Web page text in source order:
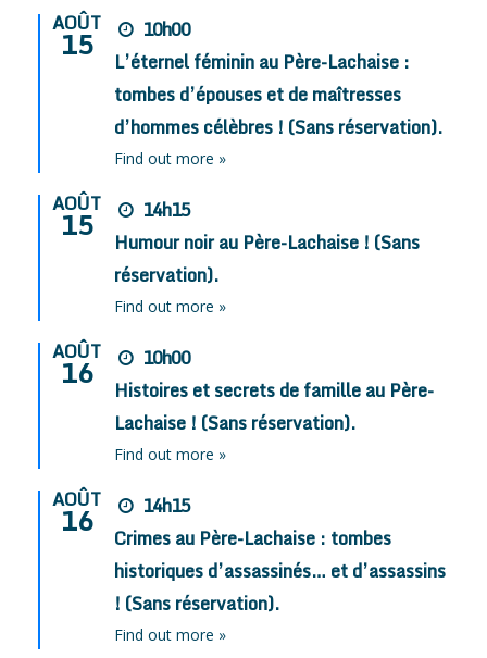
AOÛT
15
10h00
L’éternel féminin au Père-Lachaise :
tombes d’épouses et de maîtresses
d’hommes célèbres ! (Sans réservation).
Find out more »
AOÛT
15
14h15
Humour noir au Père-Lachaise ! (Sans
réservation).
Find out more »
AOÛT
16
10h00
Histoires et secrets de famille au Père-
Lachaise ! (Sans réservation).
Find out more »
AOÛT
16
14h15
Crimes au Père-Lachaise : tombes
historiques d’assassinés… et d’assassins
! (Sans réservation).
Find out more »